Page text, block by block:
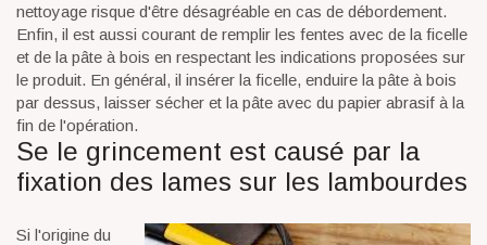
nettoyage risque d'être désagréable en cas de débordement.
Enfin, il est aussi courant de remplir les fentes avec de la ficelle
et de la pâte à bois en respectant les indications proposées sur
le produit. En général, il insérer la ficelle, enduire la pâte à bois
par dessus, laisser sécher et la pâte avec du papier abrasif à la
fin de l'opération.
Se le grincement est causé par la
fixation des lames sur les lambourdes
Si l'origine du